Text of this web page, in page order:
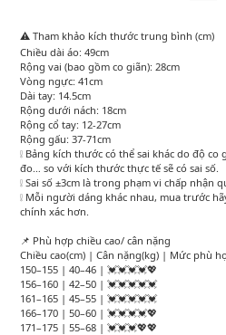
⚠️ Tham khảo kích thước trung bình (cm)
Chiều dài áo: 49cm
Rộng vai (bao gồm co giãn): 28cm
Vòng ngực: 41cm
Dài tay: 14.5cm
Rộng dưới nách: 18cm
Rộng cổ tay: 12-27cm
Rộng gấu: 37-71cm
❕ Bảng kích thước có thể sai khác do độ
đo… so với kích thước thực tế sẽ có sai số.
❕ Sai số ±3cm là trong phạm vi chấp nhận
❕ Mỗi người dáng khác nhau, mua trước
chính xác hơn.
📌 Phù hợp chiều cao/ cân nặng
Chiều cao(cm) | Cân nặng(kg) | Mức phù
150–155 | 40–46 | 💓💓💓💓💖
156–160 | 42–50 | 💓💓💓💓💓
161–165 | 45–55 | 💓💓💓💓💓
166–170 | 50–60 | 💓💓💓💓💖
171–175 | 55–68 | 💓💓💓💖💖